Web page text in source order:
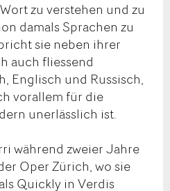
zu verstehen und zu
damals Sprachen zu
sie neben ihrer
auch fliessend
Englisch und Russisch,
vorallem für die
unerlässlich ist.
während zweier Jahre
Oper Zürich, wo sie
Quickly in Verdis